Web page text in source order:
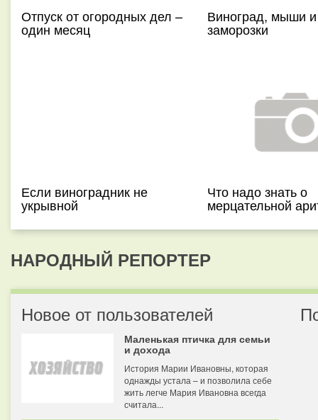
Отпуск от огородных дел –
один месяц
Виноград, мыши и
заморозки
Если виноградник не
укрывной
Что надо знать о
мерцательной
НАРОДНЫЙ РЕПОРТЕР
Новое от пользователей
Маленькая птичка для семьи
и дохода
История Марии Ивановны, которая
однажды устала – и позволила себе
жить легче Мария Ивановна всегда
считала...